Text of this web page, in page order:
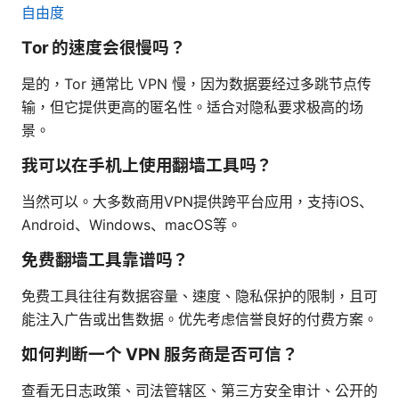
自由度
Tor 的速度会很慢吗？
是的，Tor 通常比 VPN 慢，因为数据要经过多跳节点传
输，但它提供更高的匿名性。适合对隐私要求极高的场
景。
我可以在手机上使用翻墙工具吗？
当然可以。大多数商用VPN提供跨平台应用，支持iOS、
Android、Windows、macOS等。
免费翻墙工具靠谱吗？
免费工具往往有数据容量、速度、隐私保护的限制，且可
能注入广告或出售数据。优先考虑信誉良好的付费方案。
如何判断一个 VPN 服务商是否可信？
查看无日志政策、司法管辖区、第三方安全审计、公开的